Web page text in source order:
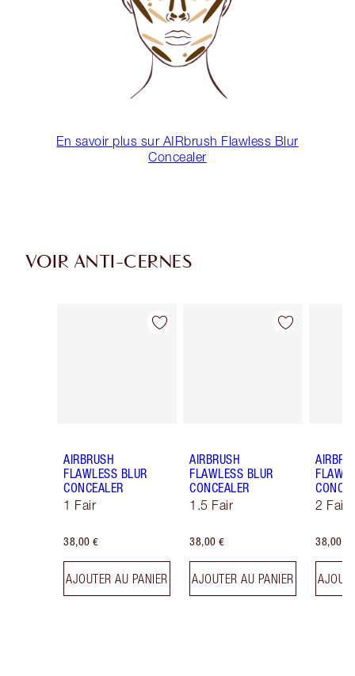
En savoir plus sur AIRbrush Flawless Blur
Concealer
VOIR ANTI-CERNES
Article 1 sur 91
AIRBRUSH
FLAWLESS BLUR
CONCEALER
1 Fair
38,00 €
AJOUTER AU PANIER
Article 2 sur 91
AIRBRUSH
FLAWLESS BLUR
CONCEALER
1.5 Fair
38,00 €
AJOUTER AU PANIER
2 Fair
38,00 €